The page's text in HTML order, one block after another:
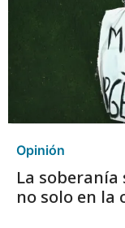
Opinión
La soberanía
no solo en la